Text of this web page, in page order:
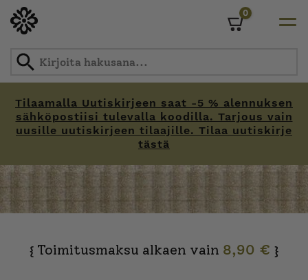
Tilaamalla Uutiskirjeen saat -5 % alennuksen
sähköpostiisi tulevalla koodilla. Tarjous vain
uusille uutiskirjeen tilaajille. Tilaa uutiskirje
tästä
0
{ Toimitusmaksu alkaen vain 8,90 € }